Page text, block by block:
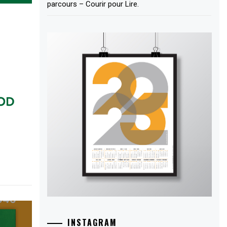
parcours – Courir pour Lire.
INSTAGRAM